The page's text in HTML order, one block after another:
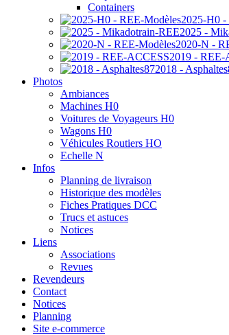
Containers
2025-H0 -
2025 -
2020-N -
2019 - REE-
2018 -
Photos
Ambiances
Machines H0
Voitures de Voyageurs H0
Wagons H0
Véhicules Routiers HO
Echelle N
Infos
Planning de livraison
Historique des modèles
Fiches Pratiques DCC
Trucs et astuces
Notices
Liens
Associations
Revues
Revendeurs
Contact
Notices
Planning
Site e-commerce